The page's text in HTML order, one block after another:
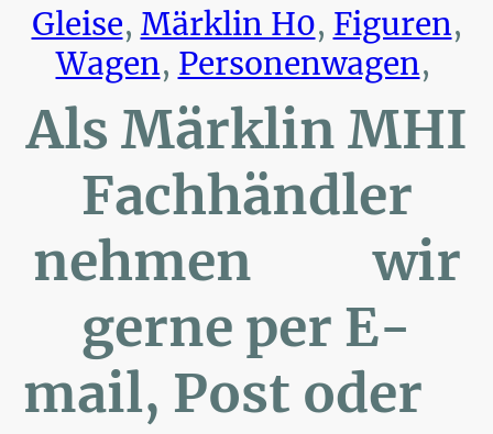
Gleise, Märklin H0, Figuren,
Wagen, Personenwagen,
Als Märklin MHI
Fachhändler
nehmen wir
gerne per E-
mail, Post oder